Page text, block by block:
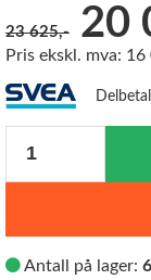
23 625,-
20
Pris ekskl. mva: 16
Antall på lager: 6